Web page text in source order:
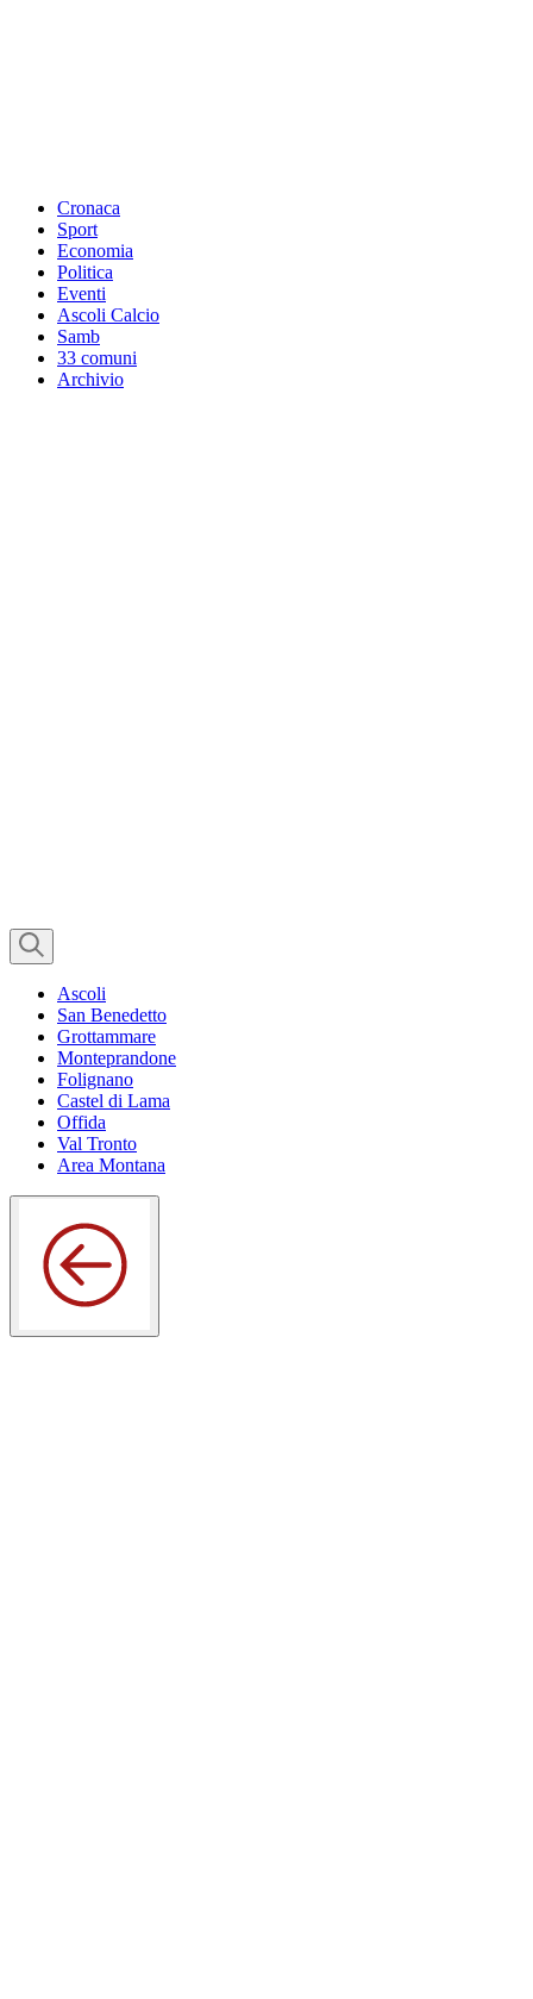
Cronaca
Sport
Economia
Politica
Eventi
Ascoli Calcio
Samb
33 comuni
Archivio
Ascoli
San Benedetto
Grottammare
Monteprandone
Folignano
Castel di Lama
Offida
Val Tronto
Area Montana